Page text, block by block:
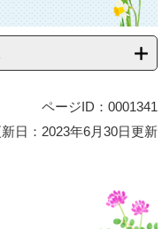
ページID：0001341
日：2023年6月30日更新